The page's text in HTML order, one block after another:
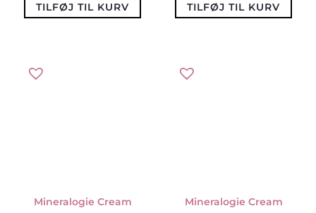
TILFØJ TIL KURV TILFØJ TIL KURV
Mineralogie Cream
Mineralogie Cream